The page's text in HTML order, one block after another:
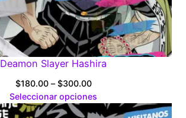
Deamon Slayer Hashira
$180.00 – $300.00Price
range:
$180.00
Seleccionar opciones